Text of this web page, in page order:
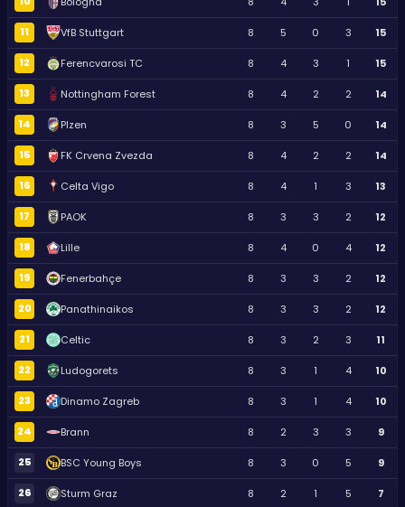
11 VfB Stuttgart 8 5 0 3 15
12 Ferencvarosi TC 8 4 3 1 15
13 Nottingham Forest 8 4 2 2 14
14 Plzen 8 3 5 0 14
15 FK Crvena Zvezda 8 4 2 2 14
16 Celta Vigo 8 4 1 3 13
17 PAOK 8 3 3 2 12
18 Lille 8 4 0 4 12
19 Fenerbahçe 8 3 3 2 12
20 Panathinaikos 8 3 3 2 12
21 Celtic 8 3 2 3 11
22 Ludogorets 8 3 1 4 10
23 Dinamo Zagreb 8 3 1 4 10
24 Brann 8 2 3 3 9
25 BSC Young Boys 8 3 0 5 9
26 Sturm Graz 8 2 1 5 7